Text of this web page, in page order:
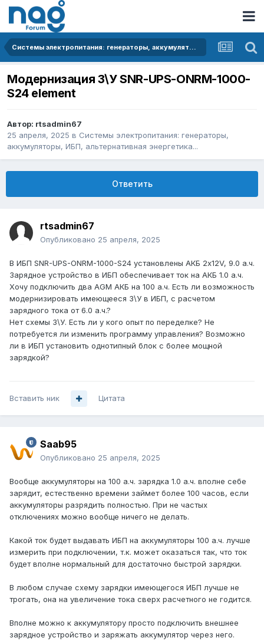
Системы электропитания: генераторы, аккумуляторы, ИБП, альтернативная энергетика...
Модернизация З\У SNR-UPS-ONRM-1000-
S24 element
Автор: rtsadmin67
25 апреля, 2025 в Системы электропитания: генераторы,
аккумуляторы, ИБП, альтернативная энергетика...
Ответить
rtsadmin67
Опубликовано 25 апреля, 2025
В ИБП SNR-UPS-ONRM-1000-S24 установлены АКБ 2х12V, 9.0 а.ч.
Зарядное устройство в ИБП обеспечивает ток на АКБ 1.0 а.ч.
Хочу подключить два AGM АКБ на 100 а.ч. Есть ли возможность
модернизировать имеющееся З\У в ИБП, с расчетом
зарядного тока от 6.0 а.ч.?
Нет схемы З\У. Есть ли у кого опыт по переделке? Не
потребуется ли изменить программу управления? Возможно
ли в ИБП установить однотипный блок с более мощной
зарядкой?
Вставить ник Цитата
Saab95
Опубликовано 25 апреля, 2025
Вообще аккумуляторы на 100 а.ч. зарядка 1.0 а.ч. вполне себе
зарядит, естественно времени займет более 100 часов, если
аккумуляторы разрядить полностью. При не частых
отключениях можно вообще ничего не делать.
Какой ток будет выдавать ИБП на аккумуляторы 100 а.ч. лучше
измерить при подключении, т.к. может оказаться так, что ток
будет вполне нормальный для достаточно быстрой зарядки.
В любом случае схему зарядки имеющегося ИБП лучше не
трогать, она на увеличение тока сверх расчетного не годится.
Вполне можно к аккумулятору просто подключить внешнее
зарядное устройство и заряжать аккумулятор через него.